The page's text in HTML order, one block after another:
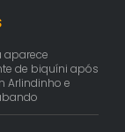
aparece
de biquíni após
Arlindinho e